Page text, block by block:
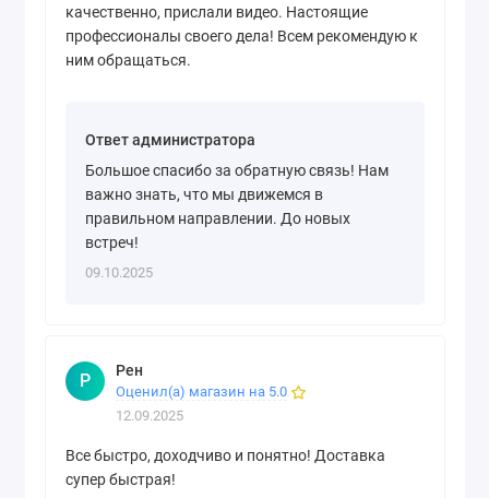
качественно, прислали видео. Настоящие
профессионалы своего дела! Всем рекомендую к
ним обращаться.
Ответ администратора
Большое спасибо за обратную связь! Нам
важно знать, что мы движемся в
правильном направлении. До новых
встреч!
09.10.2025
Р Рен
Оценил(а) магазин на 5.0
12.09.2025
Все быстро, доходчиво и понятно! Доставка
супер быстрая!